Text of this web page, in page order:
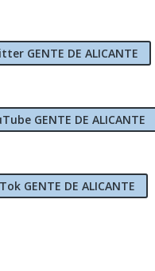
GENTE DE ALICANTE
GENTE DE ALICANTE
GENTE DE ALICANTE